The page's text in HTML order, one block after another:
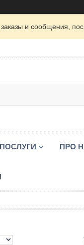
и сообщения,
ПРО